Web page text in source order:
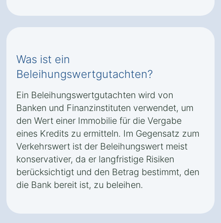
Was ist ein
Beleihungswertgutachten?
Ein Beleihungswertgutachten wird von
Banken und Finanzinstituten verwendet, um
den Wert einer Immobilie für die Vergabe
eines Kredits zu ermitteln. Im Gegensatz zum
Verkehrswert ist der Beleihungswert meist
konservativer, da er langfristige Risiken
berücksichtigt und den Betrag bestimmt, den
die Bank bereit ist, zu beleihen.